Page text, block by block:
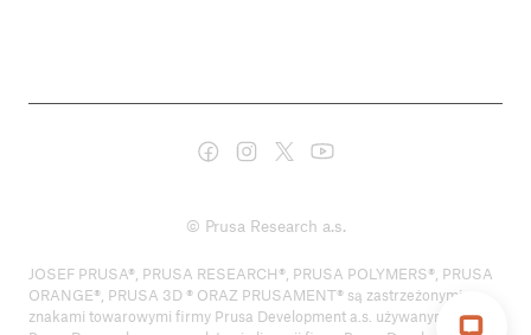
© Prusa Research a.s.
JOSEF PRUSA®, PRUSA RESEARCH®, PRUSA POLYMERS®, PRUSA
ORANGE®, PRUSA 3D ® ORAZ PRUSAMENT® są zastrzeżonymi
znakami towarowymi firmy Prusa Development a.s. używanymi przez